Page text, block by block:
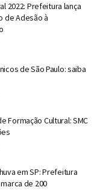
2022: Prefeitura lança
de Adesão à
de São Paulo: saiba
Formação Cultural: SMC
em SP: Prefeitura
de 200